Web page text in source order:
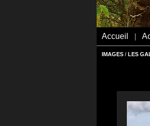
Accueil
IMAGES / LES